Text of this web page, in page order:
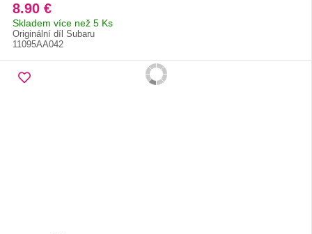
8.90 €
Skladem více než 5 Ks
Originální díl Subaru
11095AA042